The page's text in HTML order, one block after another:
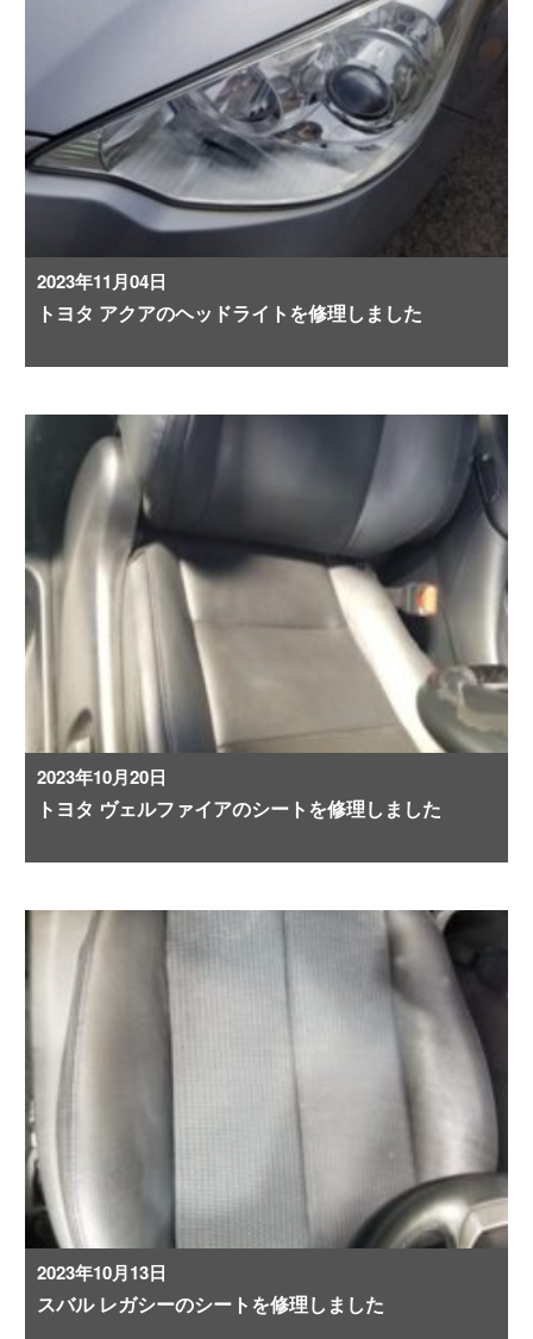
2023年11月04日
トヨタ アクアのヘッドライトを修理しました
2023年10月20日
トヨタ ヴェルファイアのシートを修理しました
2023年10月13日
スバル レガシーのシートを修理しました